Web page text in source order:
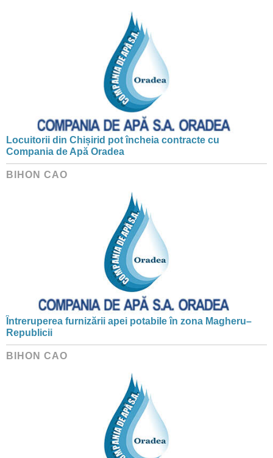
Locuitorii din Chișirid pot încheia contracte cu
Compania de Apă Oradea
BIHON CAO
Întreruperea furnizării apei potabile în zona Magheru–
Republicii
BIHON CAO